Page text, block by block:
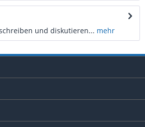
und diskutieren... mehr